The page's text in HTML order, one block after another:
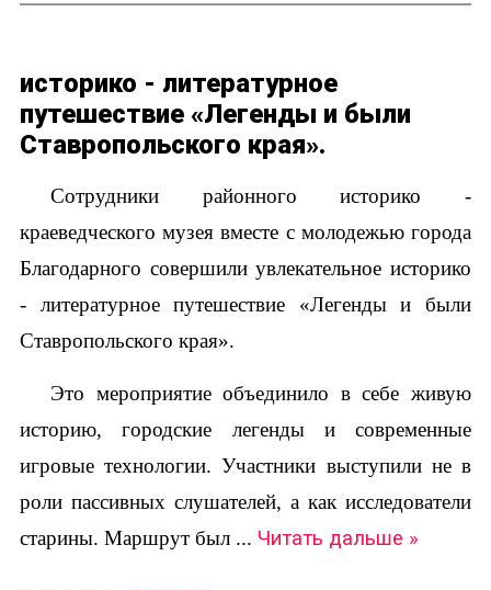
историко - литературное
путешествие «Легенды и были
Ставропольского края».
Сотрудники районного историко -
краеведческого музея вместе с молодежью города
Благодарного совершили увлекательное историко
- литературное путешествие «Легенды и были
Ставропольского края».
Это мероприятие объединило в себе живую
историю, городские легенды и современные
игровые технологии. Участники выступили не в
роли пассивных слушателей, а как исследователи
старины. Маршрут был ... Читать дальше »